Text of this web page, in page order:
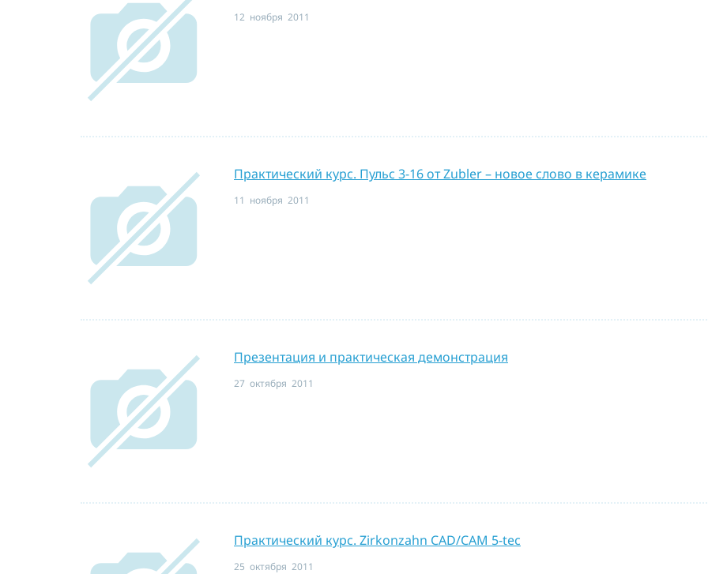
12 ноября 2011
Практический курс. Пульс 3-16 от Zubler – новое слово в керамике
11 ноября 2011
Презентация и практическая демонстрация
27 октября 2011
Практический курс. Zirkonzahn CAD/CAM 5-tec
25 октября 2011